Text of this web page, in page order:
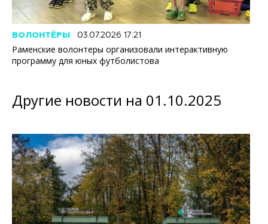
ВОЛОНТЁРЫ 03.07.2026 17:21
Раменские волонтеры организовали интерактивную
программу для юных футболистова
Другие новости на 01.10.2025